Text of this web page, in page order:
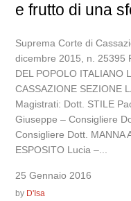
e frutto di una
Suprema Corte di
dicembre 2015, n. 25395
DEL POPOLO ITALIANO
CASSAZIONE SEZIONE
Magistrati: Dott. STILE
Giuseppe – Consigliere
Consigliere Dott. MANNA
ESPOSITO Lucia –...
25 Gennaio 2016
by D'Isa